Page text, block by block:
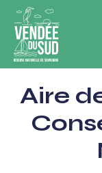
Vendée
du
naturelle
Aire